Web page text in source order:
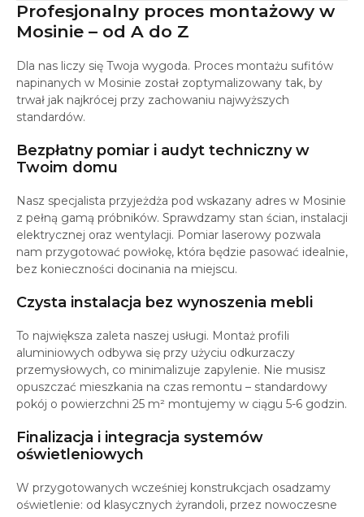
Profesjonalny proces montażowy w
Mosinie – od A do Z
Dla nas liczy się Twoja wygoda. Proces montażu sufitów
napinanych w Mosinie został zoptymalizowany tak, by
trwał jak najkrócej przy zachowaniu najwyższych
standardów.
Bezpłatny pomiar i audyt techniczny w
Twoim domu
Nasz specjalista przyjeżdża pod wskazany adres w Mosinie
z pełną gamą próbników. Sprawdzamy stan ścian, instalacji
elektrycznej oraz wentylacji. Pomiar laserowy pozwala
nam przygotować powłokę, która będzie pasować idealnie,
bez konieczności docinania na miejscu.
Czysta instalacja bez wynoszenia mebli
To największa zaleta naszej usługi. Montaż profili
aluminiowych odbywa się przy użyciu odkurzaczy
przemysłowych, co minimalizuje zapylenie. Nie musisz
opuszczać mieszkania na czas remontu – standardowy
pokój o powierzchni 25 m² montujemy w ciągu 5-6 godzin.
Finalizacja i integracja systemów
oświetleniowych
W przygotowanych wcześniej konstrukcjach osadzamy
oświetlenie: od klasycznych żyrandoli, przez nowoczesne